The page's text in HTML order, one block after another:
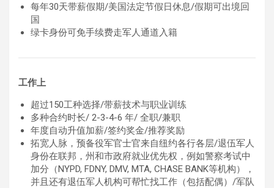
每年30天带薪假期/美国法定节假日休息/假期可出境回
国
绿卡身份可免手续费走军人通道入籍
工作上
超过150工种选择/带薪技术与职业训练
多种合约时长/ 2-3-4-6 年/ 全职/兼职
年度自动升值加薪/签约奖金/推荐奖励
拓宽人脉，预备役军官士官来自纽约各行各层/退伍军人
身份在联邦，州和市政府就业优先权，例如警察考试中
加分（NYPD, FDNY, DMV, MTA, CHASE BANK等机构），
并且还有退伍军人机构可帮忙找工作（包括配偶）/军队